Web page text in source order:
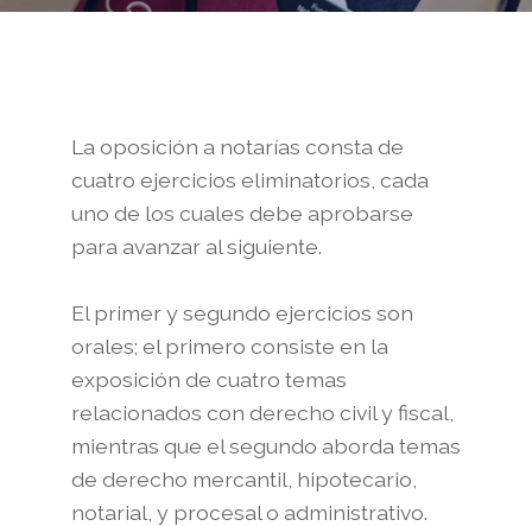
La oposición a notarías consta de
cuatro ejercicios eliminatorios, cada
uno de los cuales debe aprobarse
para avanzar al siguiente.
El primer y segundo ejercicios son
orales; el primero consiste en la
exposición de cuatro temas
relacionados con derecho civil y fiscal,
mientras que el segundo aborda temas
de derecho mercantil, hipotecario,
notarial, y procesal o administrativo.